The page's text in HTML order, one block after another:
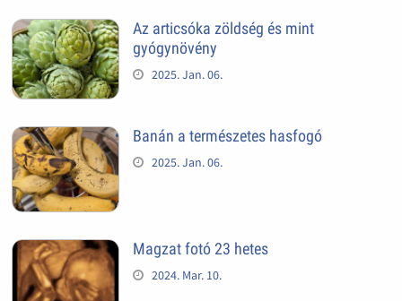
Az articsóka zöldség és mint
gyógynövény
2025. Jan. 06.
Banán a természetes hasfogó
2025. Jan. 06.
Magzat fotó 23 hetes
2024. Mar. 10.